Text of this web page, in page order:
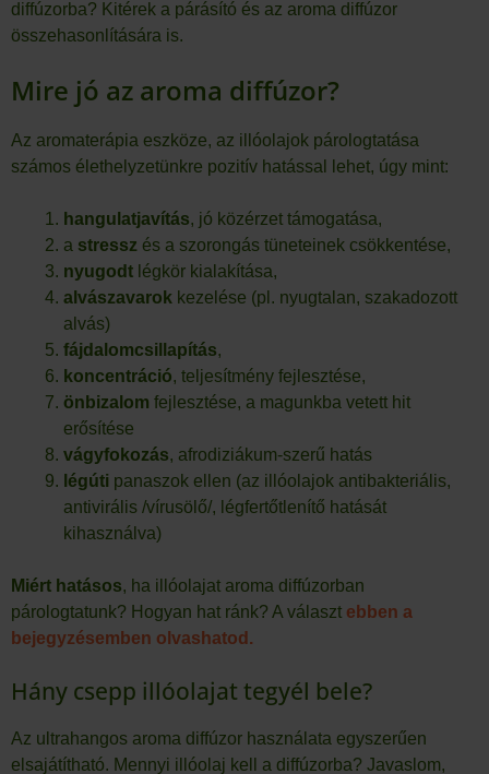
diffúzorba? Kitérek a párásító és az aroma diffúzor
összehasonlítására is.
Mire jó az aroma diffúzor?
Az aromaterápia eszköze, az illóolajok párologtatása
számos élethelyzetünkre pozitív hatással lehet, úgy mint:
hangulatjavítás, jó közérzet támogatása,
a stressz és a szorongás tüneteinek csökkentése,
nyugodt légkör kialakítása,
alvászavarok kezelése (pl. nyugtalan, szakadozott
alvás)
fájdalomcsillapítás,
koncentráció, teljesítmény fejlesztése,
önbizalom fejlesztése, a magunkba vetett hit
erősítése
vágyfokozás, afrodiziákum-szerű hatás
légúti panaszok ellen (az illóolajok antibakteriális,
antivirális /vírusölő/, légfertőtlenítő hatását
kihasználva)
Miért hatásos, ha illóolajat aroma diffúzorban
párologtatunk? Hogyan hat ránk? A választ ebben a
bejegyzésemben olvashatod.
Hány csepp illóolajat tegyél bele?
Az ultrahangos aroma diffúzor használata egyszerűen
elsajátítható. Mennyi illóolaj kell a diffúzorba? Javaslom,